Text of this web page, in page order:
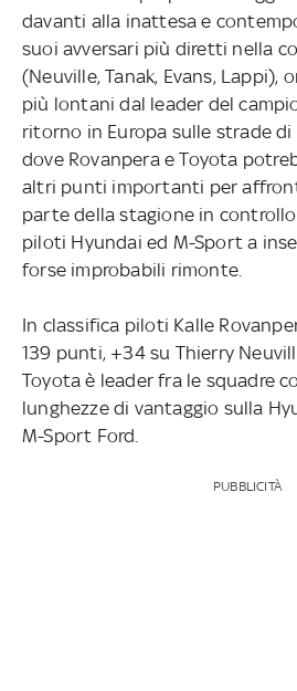
davanti alla inattesa e
suoi avversari più diretti nella
(Neuville, Tanak, Evans,
più lontani dal leader del
ritorno in Europa sulle strade di
dove Rovanpera e Toyota
altri punti importanti per
parte della stagione in
piloti Hyundai ed M-Sport a
forse improbabili rimonte.
In classifica piloti Kalle
139 punti, +34 su Thierry
Toyota è leader fra le squadre
lunghezze di vantaggio sulla
M-Sport Ford.
PUBBLICITÀ